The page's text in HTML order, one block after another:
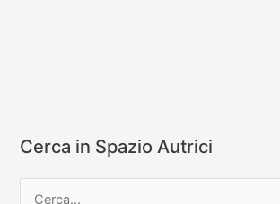
Cerca in Spazio Autrici